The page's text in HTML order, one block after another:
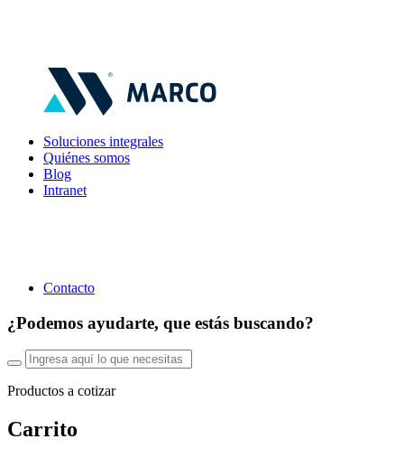
Soluciones integrales
Quiénes somos
Blog
Intranet
Contacto
¿Podemos ayudarte, que estás buscando?
Productos a cotizar
Carrito